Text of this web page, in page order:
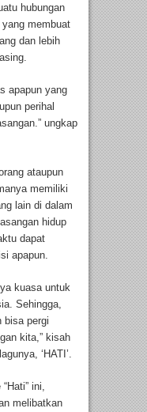
hubungan
membuat
dan lebih
apapun yang
perihal
ungkap
ataupun
memiliki
lain di dalam
hidup
dapat
apapun.
kuasa untuk
Sehingga,
bisa pergi
kita,” kisah
‘HATI’.
ini,
melibatkan